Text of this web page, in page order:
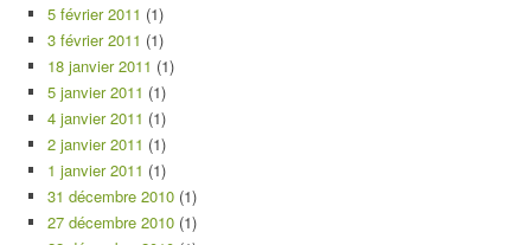
5 février 2011 (1)
3 février 2011 (1)
18 janvier 2011 (1)
5 janvier 2011 (1)
4 janvier 2011 (1)
2 janvier 2011 (1)
1 janvier 2011 (1)
31 décembre 2010 (1)
27 décembre 2010 (1)